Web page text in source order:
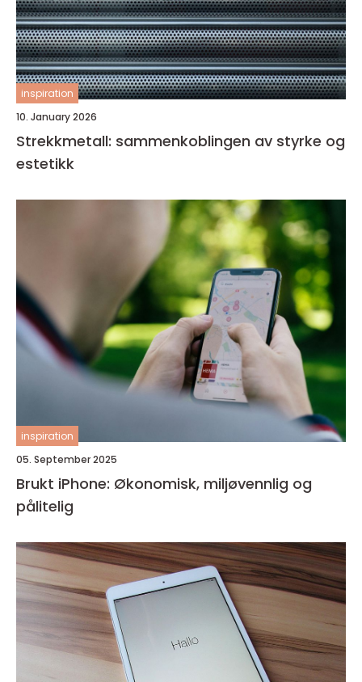
inspiration
10. January 2026
Strekkmetall: sammenkoblingen av styrke og
estetikk
inspiration
05. September 2025
Brukt iPhone: Økonomisk, miljøvennlig og
pålitelig